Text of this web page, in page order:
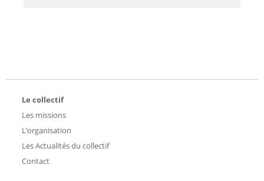
Le collectif
Les missions
L’organisation
Les Actualités du collectif
Contact